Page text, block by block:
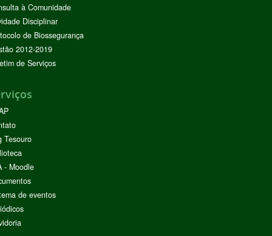
à Comunidade
Disciplinar
de Biossegurança
2012-2019
de Serviços
Tesouro
- Moodle
de eventos